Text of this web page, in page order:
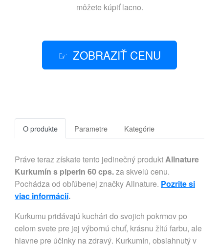
môžete kúpiť lacno.
ZOBRAZIŤ CENU
O produkte Parametre Kategórie
Práve teraz získate tento jedinečný produktAllnature
Kurkumín s piperin 60 cps.za skvelú cenu.
Pochádza od obľúbenej značky Allnature. Pozrite si
viac informácií.
Kurkumu pridávajú kuchári do svojich pokrmov po
celom svete pre jej výbornú chuť, krásnu žltú farbu, ale
hlavne pre účinky na zdravý. Kurkumín, obsiahnutý v